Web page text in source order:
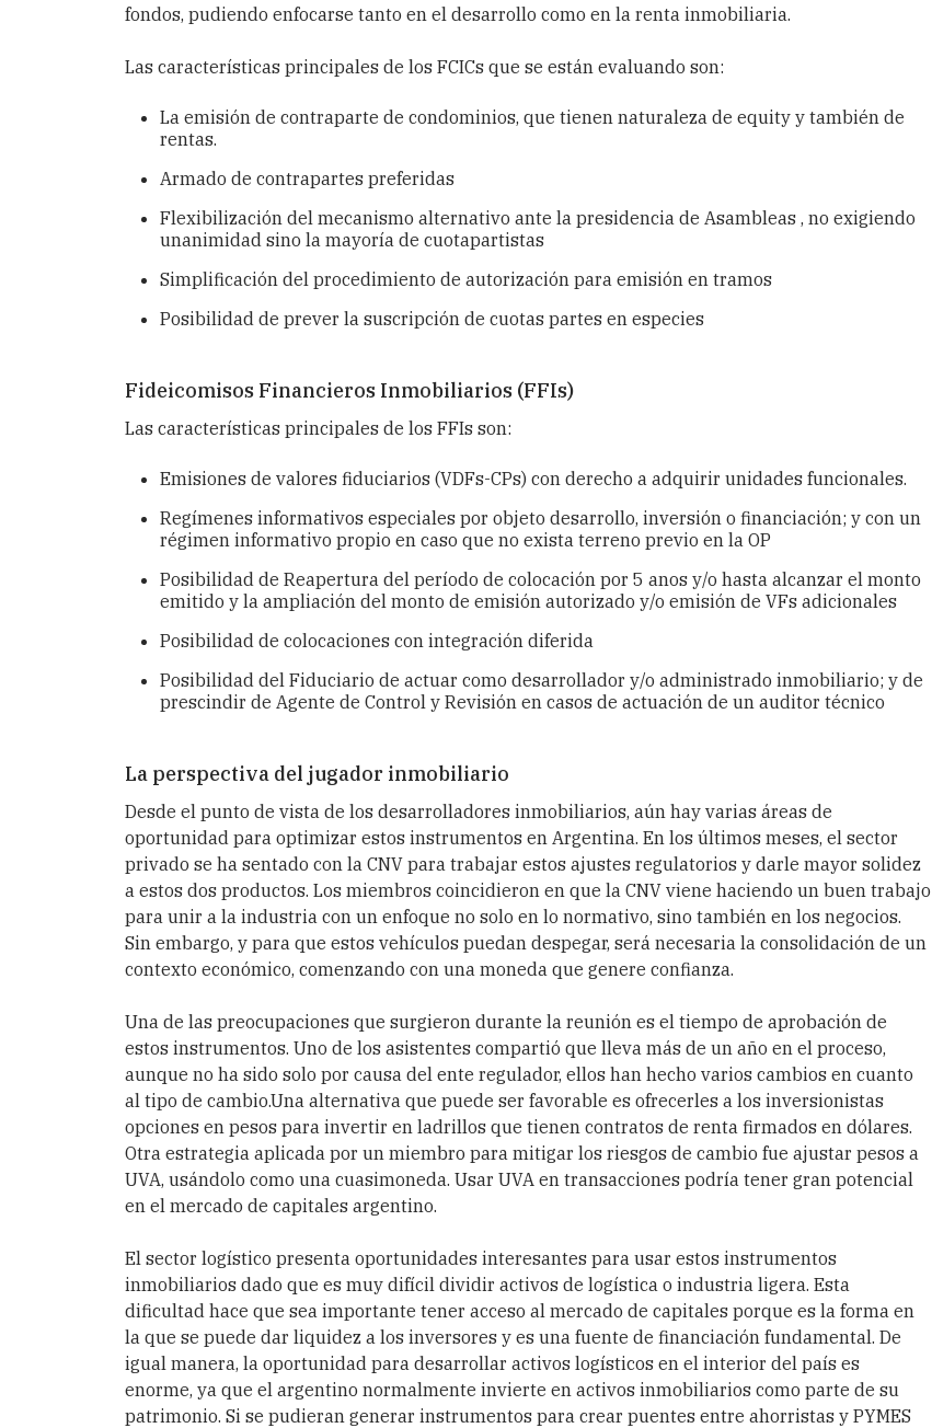
fondos, pudiendo enfocarse tanto en el desarrollo como en la renta inmobiliaria.
Las características principales de los FCICs que se están evaluando son:
La emisión de contraparte de condominios, que tienen naturaleza de equity y también de
rentas.
Armado de contrapartes preferidas
Flexibilización del mecanismo alternativo ante la presidencia de Asambleas , no exigiendo
unanimidad sino la mayoría de cuotapartistas
Simplificación del procedimiento de autorización para emisión en tramos
Posibilidad de prever la suscripción de cuotas partes en especies
Fideicomisos Financieros Inmobiliarios (FFIs)
Las características principales de los FFIs son:
Emisiones de valores fiduciarios (VDFs-CPs) con derecho a adquirir unidades funcionales.
Regímenes informativos especiales por objeto desarrollo, inversión o financiación; y con un
régimen informativo propio en caso que no exista terreno previo en la OP
Posibilidad de Reapertura del período de colocación por 5 anos y/o hasta alcanzar el monto
emitido y la ampliación del monto de emisión autorizado y/o emisión de VFs adicionales
Posibilidad de colocaciones con integración diferida
Posibilidad del Fiduciario de actuar como desarrollador y/o administrado inmobiliario; y de
prescindir de Agente de Control y Revisión en casos de actuación de un auditor técnico
La perspectiva del jugador inmobiliario
Desde el punto de vista de los desarrolladores inmobiliarios, aún hay varias áreas de
oportunidad para optimizar estos instrumentos en Argentina. En los últimos meses, el sector
privado se ha sentado con la CNV para trabajar estos ajustes regulatorios y darle mayor solidez
a estos dos productos. Los miembros coincidieron en que la CNV viene haciendo un buen trabajo
para unir a la industria con un enfoque no solo en lo normativo, sino también en los negocios.
Sin embargo, y para que estos vehículos puedan despegar, será necesaria la consolidación de un
contexto económico, comenzando con una moneda que genere confianza.
Una de las preocupaciones que surgieron durante la reunión es el tiempo de aprobación de
estos instrumentos. Uno de los asistentes compartió que lleva más de un año en el proceso,
aunque no ha sido solo por causa del ente regulador, ellos han hecho varios cambios en cuanto
al tipo de cambio.Una alternativa que puede ser favorable es ofrecerles a los inversionistas
opciones en pesos para invertir en ladrillos que tienen contratos de renta firmados en dólares.
Otra estrategia aplicada por un miembro para mitigar los riesgos de cambio fue ajustar pesos a
UVA, usándolo como una cuasimoneda. Usar UVA en transacciones podría tener gran potencial
en el mercado de capitales argentino.
El sector logístico presenta oportunidades interesantes para usar estos instrumentos
inmobiliarios dado que es muy difícil dividir activos de logística o industria ligera. Esta
dificultad hace que sea importante tener acceso al mercado de capitales porque es la forma en
la que se puede dar liquidez a los inversores y es una fuente de financiación fundamental. De
igual manera, la oportunidad para desarrollar activos logísticos en el interior del país es
enorme, ya que el argentino normalmente invierte en activos inmobiliarios como parte de su
patrimonio. Si se pudieran generar instrumentos para crear puentes entre ahorristas y PYMES